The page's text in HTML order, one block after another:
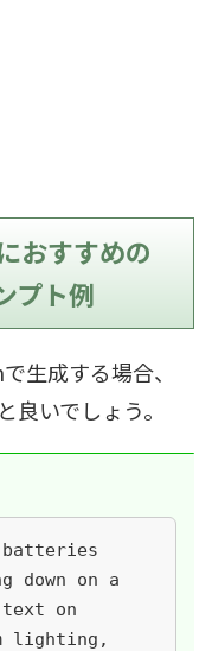
おすすめの
プト例
生成する場合、
良いでしょう。
down on a
text on
lighting,